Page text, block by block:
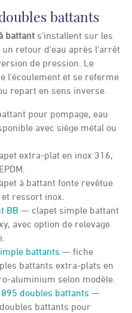
battants
battant s’installent sur les
retour d’eau après l’arrêt
de pression. Le
l’écoulement et se referme
repart en sens inverse.
pour pompage, eau
avec siège métal ou
extra-plat en inox 316,
à battant fonte revêtue
et ressort inox.
BB — clapet simple battant
avec option de relevage
battants — fiche
battants extra-plats en
aluminium selon modèle.
doubles battants —
battants pour